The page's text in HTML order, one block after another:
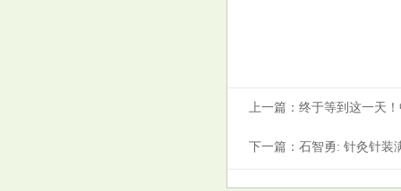
上一篇： 终于等到这一天
下一篇： 石智勇: 针灸针装